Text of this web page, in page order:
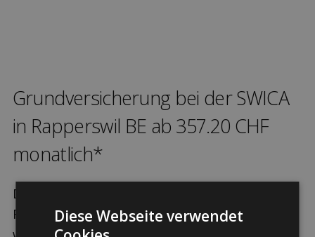
Grund­versicherung bei der SWICA
in Rapperswil BE ab 357.20 CHF
monatlich*
Die obligatorische Grundversicherung kann in
Rapperswil BE bei der SWICA abgeschlossen
Diese Webseite verwendet